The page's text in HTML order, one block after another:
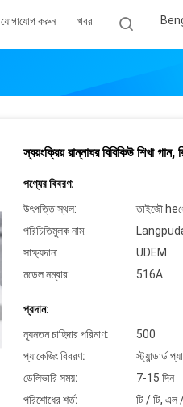
যোগাযোগ করুন খবর
স্বয়ংক্রিয় রান্নাঘর বিবিকিউ শিখা
পণ্যের বিবরণ:
উৎপত্তি স্থল:
তাইজৌ
পরিচিতিমুলক নাম:
সাক্ষ্যদান:
UDEM
মডেল নম্বার:
516A
প্রদান:
ন্যূনতম চাহিদার পরিমাণ:
500
প্যাকেজিং বিবরণ:
স্ট্যান্ডার্ড
ডেলিভারি সময়:
7-15 দিন
পরিশোধের শর্ত:
টি / টি, এল